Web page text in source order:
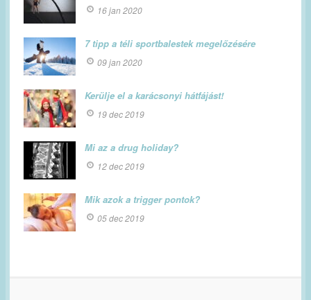
16 jan 2020
7 tipp a téli sportbalestek megelőzésére
09 jan 2020
Kerülje el a karácsonyi hátfájást!
19 dec 2019
Mi az a drug holiday?
12 dec 2019
Mik azok a trigger pontok?
05 dec 2019